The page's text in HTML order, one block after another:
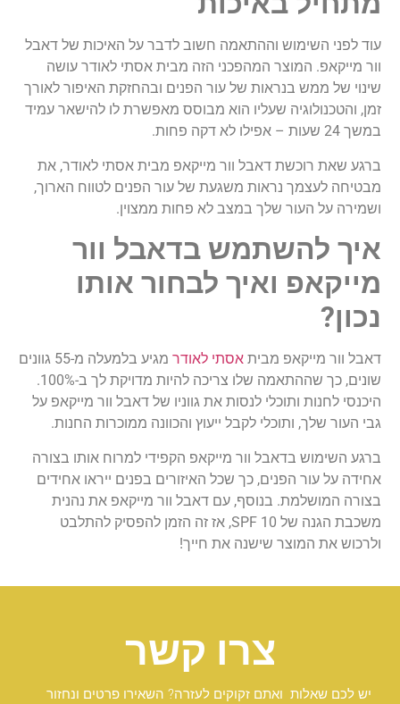
עוד לפני השימוש וההתאמה חשוב לדבר על האיכות של דאבל
וור מייקאפ. המוצר המהפכני הזה מבית אסתי לאודר עושה
שינוי של ממש בנראות של עור הפנים ובהחזקת האיפור לאורך
זמן, והטכנולוגיה שעליו הוא מבוסס מאפשרת לו להישאר עמיד
במשך 24 שעות – אפילו לא דקה פחות.
ברגע שאת רוכשת דאבל וור מייקאפ מבית אסתי לאודר, את
מבטיחה לעצמך נראות משגעת של עור הפנים לטווח הארוך,
ושמירה על העור שלך במצב לא פחות ממצוין.
איך להשתמש בדאבל וור
מייקאפ ואיך לבחור אותו
נכון?
דאבל וור מייקאפ מבית אסתי לאודר
מגיע בלמעלה מ-55 גוונים
שונים, כך שההתאמה שלו צריכה להיות מדויקת לך ב-100%.
היכנסי לחנות ותוכלי לנסות את גווניו של דאבל וור מייקאפ על
גבי העור שלך, ותוכלי לקבל ייעוץ והכוונה ממוכרות החנות.
ברגע השימוש בדאבל וור מייקאפ הקפידי למרוח אותו בצורה
אחידה על עור הפנים, כך שכל האיזורים בפנים ייראו אחידים
בצורה המושלמת. בנוסף, עם דאבל וור מייקאפ את נהנית
משכבת הגנה של 10 SPF, אז זה הזמן להפסיק להתלבט
ולרכוש את המוצר שישנה את חייך!
צרו קשר
יש לכם שאלות ואתם זקוקים לעזרה? השאירו פרטים ונחזור